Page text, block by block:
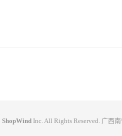
ShopWindInc. All Rights Reserved. 广西